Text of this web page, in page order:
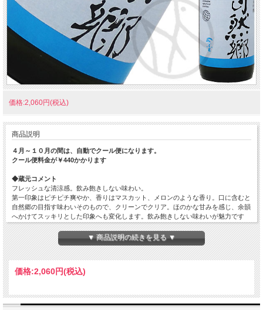
価格:2,060円(税込)
商品説明
４月～１０月の間は、自動でクール便になります。
クール便料金が￥440かかります
◆蔵元コメント
フレッシュな清涼感。飲み飽きしない味わい。
第一印象はピチピチ爽やか、香りはマスカット、メロンのような香り。口に含むと
自然郷の目指す味わいそのもので、クリーンでクリア。ほのかな甘みを感じ、余韻
へかけてスッキリとした印象へも変化します。飲み飽きしない味わいが魅力です
ね。
原材料…米（国産）・米こうじ（国産米）
原料米…福島県産 夢の香100%
日本酒度…-4
▼ 商品説明の続きを見る ▼
価格:2,060円(税込)